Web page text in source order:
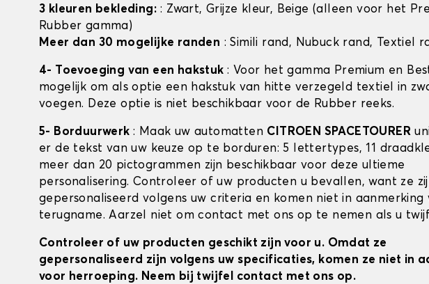
3 kleuren bekleding: : Zwart, Grijze kleur, Beige (alleen voor het
Rubber gamma)
Meer dan 30 mogelijke randen : Simili rand, Nubuck rand, Textiel
4- Toevoeging van een hakstuk : Voor het gamma Premium en
mogelijk om als optie een hakstuk van hitte verzegeld textiel in
voegen. Deze optie is niet beschikbaar voor de Rubber reeks.
5- Borduurwerk : Maak uw automatten CITROEN SPACETOURER
er de tekst van uw keuze op te borduren: 5 lettertypes, 11
meer dan 20 pictogrammen zijn beschikbaar voor deze ultieme
personalisering. Controleer of uw producten u bevallen, want ze
gepersonaliseerd volgens uw criteria en komen niet in aanmerking
terugname. Aarzel niet om contact met ons op te nemen als u
Controleer of uw producten geschikt zijn voor u. Omdat ze
gepersonaliseerd zijn volgens uw specificaties, komen ze niet in
voor herroeping. Neem bij twijfel contact met ons op.